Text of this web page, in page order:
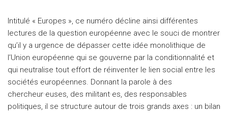
Intitulé « Europes », ce numéro décline ainsi différentes
lectures de la question européenne avec le souci de montrer
qu’il y a urgence de dépasser cette idée monolithique de
l’Union européenne qui se gouverne par la conditionnalité et
qui neutralise tout effort de réinventer le lien social entre les
sociétés européennes. Donnant la parole à des
chercheur·euses, des militant·es, des responsables
politiques, il se structure autour de trois grands axes : un bilan